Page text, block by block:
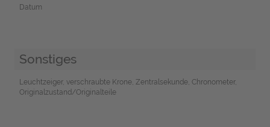
Datum
Sonstiges
Leuchtzeiger, verschraubte Krone, Zentralsekunde, Chronometer,
Originalzustand/Originalteile